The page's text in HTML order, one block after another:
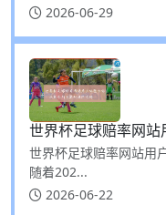
2026-06-29
世界杯足球赔率网站
世界杯足球赔率网站用
随着202...
2026-06-22